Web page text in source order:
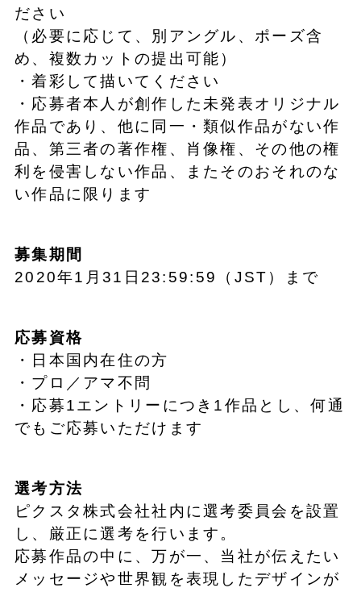
ださい
（必要に応じて、別アングル、ポーズ含
め、複数カットの提出可能）
・着彩して描いてください
・応募者本人が創作した未発表オリジナル
作品であり、他に同一・類似作品がない作
品、第三者の著作権、肖像権、その他の権
利を侵害しない作品、またそのおそれのな
い作品に限ります
募集期間
2020年1月31日23:59:59（JST）まで
応募資格
・日本国内在住の方
・プロ／アマ不問
・応募1エントリーにつき1作品とし、何通
でもご応募いただけます
選考方法
ピクスタ株式会社社内に選考委員会を設置
し、厳正に選考を行います。
応募作品の中に、万が一、当社が伝えたい
メッセージや世界観を表現したデザインが